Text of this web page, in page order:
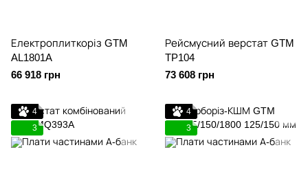
Електроплиткоріз GTM
AL1801A
66 918 грн
Рейсмусний верстат GTM
TP104
73 608 грн
4
3
4
3